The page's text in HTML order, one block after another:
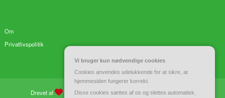
Om
Privatlivspolitik
Drevet af WordPress| Tema: Spiko af Spicethemes
Vi bruger kun nødvendige cookies
Cookies anvendes udelukkende for at sikre, at
hjemmesiden fungerer korrekt.
Disse cookies sættes af os og slettes automatisk,